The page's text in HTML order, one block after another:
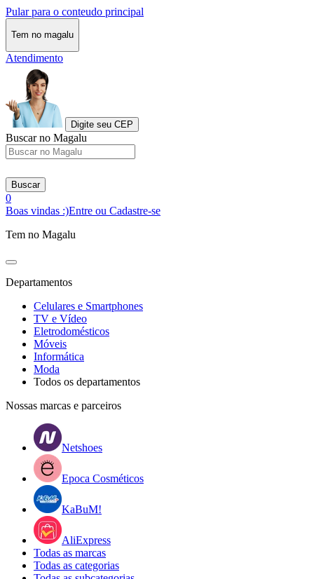
Pular para o conteudo principal
Tem no magalu
Atendimento
Digite seu CEP
Buscar no Magalu
Buscar
0
Boas vindas :)Entre ou Cadastre-se
Tem no Magalu
Departamentos
Celulares e Smartphones
TV e Vídeo
Eletrodomésticos
Móveis
Informática
Moda
Todos os departamentos
Nossas marcas e parceiros
Netshoes
Epoca Cosméticos
KaBuM!
AliExpress
Todas as marcas
Todas as categorias